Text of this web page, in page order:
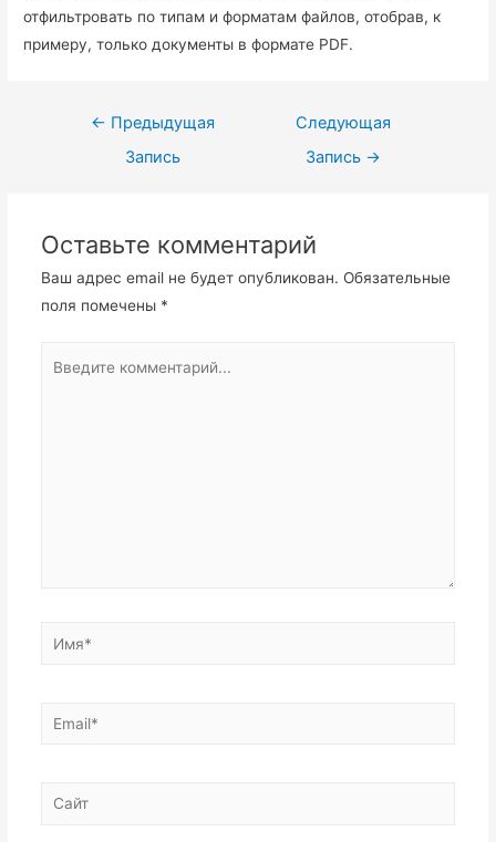
отфильтровать по типам и форматам файлов, отобрав, к
примеру, только документы в формате PDF.
Навигация
← Предыдущая
Запись
Следующая
Запись →
Оставьте комментарий
Ваш адрес email не будет опубликован. Обязательные
поля помечены *
Имя*
Email*
Сайт